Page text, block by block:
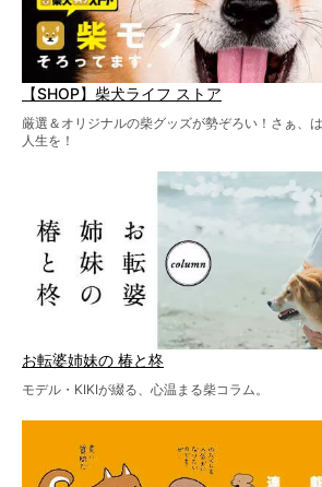
【SHOP】柴犬ライフ ストア
厳選＆オリジナルの柴グッズが勢ぞろい！さぁ、
人生を！
お転婆姉妹の 椿と柊
モデル・KIKIが綴る、心温まる柴コラム。